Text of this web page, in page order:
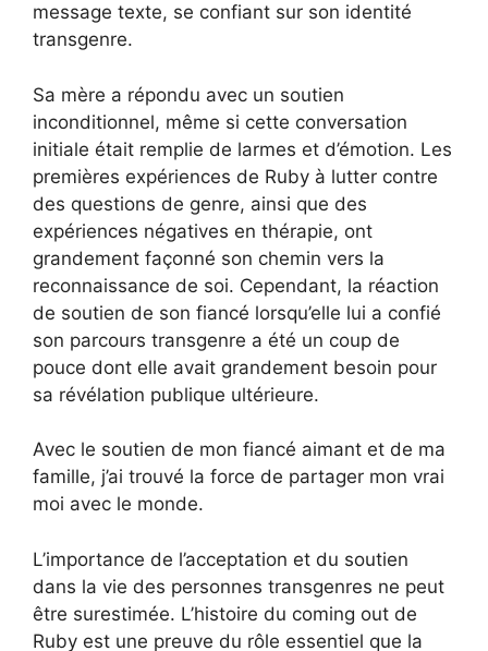
message texte, se confiant sur son identité
transgenre.
Sa mère a répondu avec un soutien
inconditionnel, même si cette conversation
initiale était remplie de larmes et d’émotion. Les
premières expériences de Ruby à lutter contre
des questions de genre, ainsi que des
expériences négatives en thérapie, ont
grandement façonné son chemin vers la
reconnaissance de soi. Cependant, la réaction
de soutien de son fiancé lorsqu’elle lui a confié
son parcours transgenre a été un coup de
pouce dont elle avait grandement besoin pour
sa révélation publique ultérieure.
Avec le soutien de mon fiancé aimant et de ma
famille, j’ai trouvé la force de partager mon vrai
moi avec le monde.
L’importance de l’acceptation et du soutien
dans la vie des personnes transgenres ne peut
être surestimée. L’histoire du coming out de
Ruby est une preuve du rôle essentiel que la